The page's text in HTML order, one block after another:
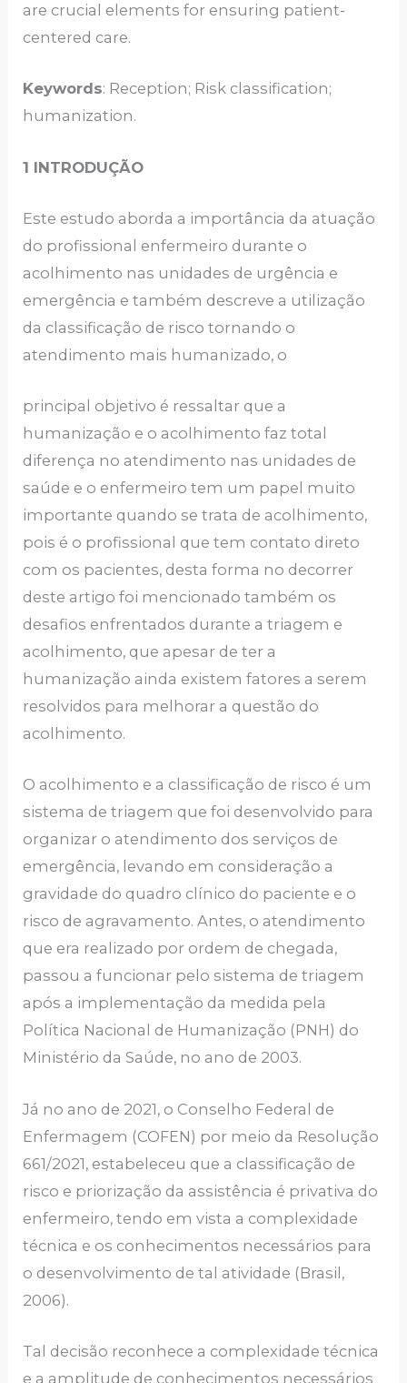
are crucial elements for ensuring patient-
centered care.
Keywords: Reception; Risk classification;
humanization.
1 INTRODUÇÃO
Este estudo aborda a importância da atuação
do profissional enfermeiro durante o
acolhimento nas unidades de urgência e
emergência e também descreve a utilização
da classificação de risco tornando o
atendimento mais humanizado, o
principal objetivo é ressaltar que a
humanização e o acolhimento faz total
diferença no atendimento nas unidades de
saúde e o enfermeiro tem um papel muito
importante quando se trata de acolhimento,
pois é o profissional que tem contato direto
com os pacientes, desta forma no decorrer
deste artigo foi mencionado também os
desafios enfrentados durante a triagem e
acolhimento, que apesar de ter a
humanização ainda existem fatores a serem
resolvidos para melhorar a questão do
acolhimento.
O acolhimento e a classificação de risco é um
sistema de triagem que foi desenvolvido para
organizar o atendimento dos serviços de
emergência, levando em consideração a
gravidade do quadro clínico do paciente e o
risco de agravamento. Antes, o atendimento
que era realizado por ordem de chegada,
passou a funcionar pelo sistema de triagem
após a implementação da medida pela
Política Nacional de Humanização (PNH) do
Ministério da Saúde, no ano de 2003.
Já no ano de 2021, o Conselho Federal de
Enfermagem (COFEN) por meio da Resolução
661/2021, estabeleceu que a classificação de
risco e priorização da assistência é privativa do
enfermeiro, tendo em vista a complexidade
técnica e os conhecimentos necessários para
o desenvolvimento de tal atividade (Brasil,
2006).
Tal decisão reconhece a complexidade técnica
e a amplitude de conhecimentos necessários